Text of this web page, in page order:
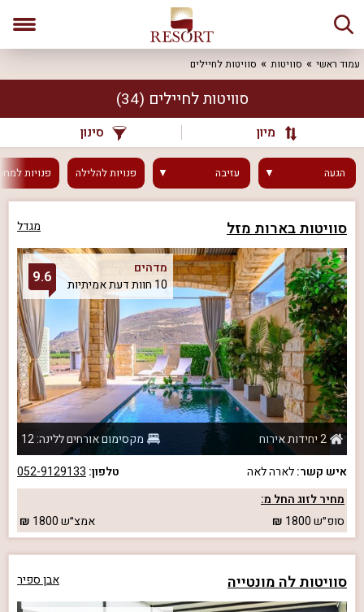
עמוד ראשי סוויטות סוויטות לחיילים
סוויטות לחיילים (34)
מיון סינון
הגעה עזיבה פנויותלהלילה פנויות
סוויטות בארות מזל מגדל
מדהים
10 חוות דעת אמיתיות
9.6
2 יחידות אירוח
מקסימום אורחים ללינה: 12
איש קשר:לארה לאה טלפון: 052-9129133
מחיר לזוג החל מ:
סופ״ש1800 אמצ״ש1800
סוויטות לה מונטייה אבן ספיר